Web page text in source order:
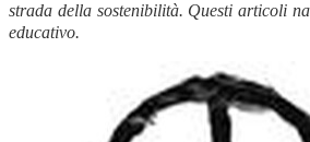
strada della sostenibilità. Questi articoli
educativo.